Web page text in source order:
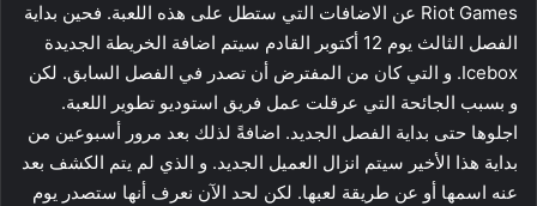
Riot Games عن الاضافات التي ستطل على هذه اللعبة. فحين بداية
الفصل الثالث يوم 12 أكتوبر القادم سيتم اضافة الخريطة الجديدة
Icebox. و التي كان من المفترض أن تصدر في الفصل السابق. لكن
و بسبب الجائحة التي عرقلت عمل فريق استوديو تطوير اللعبة.
اجلوها حتى بداية الفصل الجديد. اضافةً لذلك بعد مرور أسبوعين من
بداية هذا الأخير سيتم انزال العميل الجديد. و الذي لم يتم الكشف بعد
عنه اسمها أو عن طريقة لعبها. لكن لحد الآن نعرف أنها ستصدر يوم